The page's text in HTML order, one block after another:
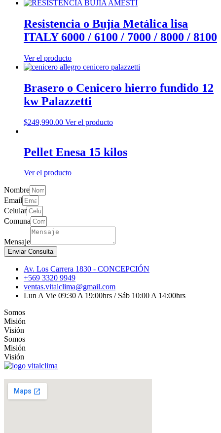
Resistencia o Bujía Metálica lisa
ITALY 6000 / 6100 / 7000 / 8000 / 8100
Ver el producto
Brasero o Cenicero hierro fundido 12
kw Palazzetti
$249,990.00 Ver el producto
Pellet Enesa 15 kilos
Ver el producto
Nombre
Email
Celular
Comuna
Mensaje
Enviar Consulta
Av. Los Carrera 1830 - CONCEPCIÓN
+569 3320 9949
ventas.vitalclima@gmail.com
Lun A Vie 09:30 A 19:00hrs / Sáb 10:00 A 14:00hrs
Somos
Misión
Visión
Somos
Misión
Visión